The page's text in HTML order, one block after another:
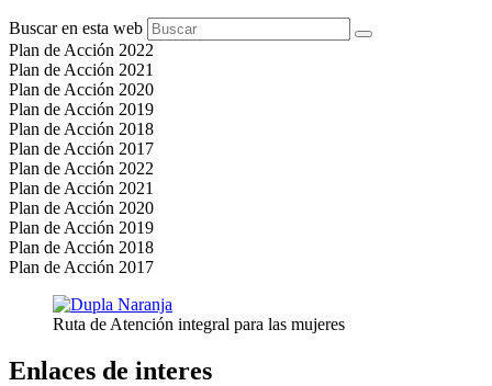
Buscar en esta web
Plan de Acción 2022
Plan de Acción 2021
Plan de Acción 2020
Plan de Acción 2019
Plan de Acción 2018
Plan de Acción 2017
Plan de Acción 2022
Plan de Acción 2021
Plan de Acción 2020
Plan de Acción 2019
Plan de Acción 2018
Plan de Acción 2017
Ruta de Atención integral para las mujeres
Enlaces de interes